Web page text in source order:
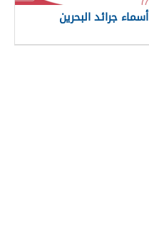
أسماء جرائد البحرين